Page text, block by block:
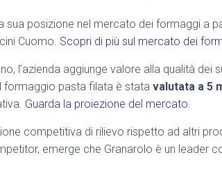
sua posizione nel mercato dei formaggi a
Cuomo. Scopri di più sul mercato dei
l’azienda aggiunge valore alla qualità dei
formaggio pasta filata è stata valutata a 5
Guarda la proiezione del mercato.
competitiva di rilievo rispetto ad altri
emerge che Granarolo è un leader